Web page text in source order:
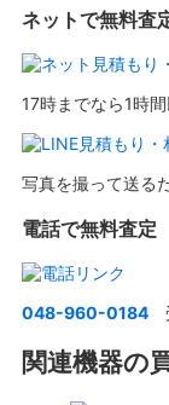
ネットで無料査
17時までなら1時
写真を撮って送る
電話で無料査定
048-960-0184
関連機器の